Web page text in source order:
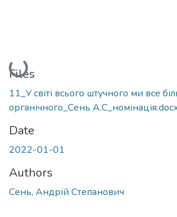
Loading...
Files
11_У світі всього штучного ми все
органічного_Сень
Date
2022-01-01
Authors
Сень, Андрій Степанович